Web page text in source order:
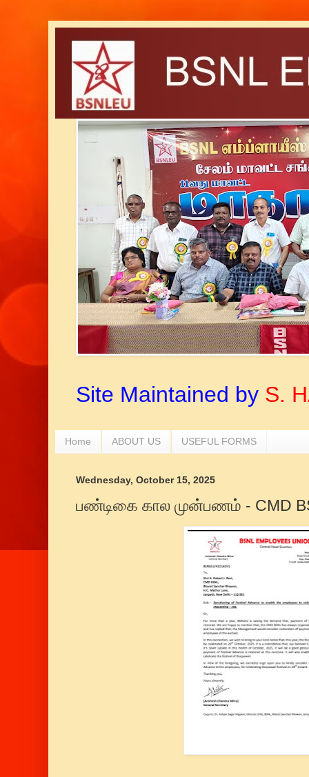
Site Maintained by S.
Home ABOUT US USEFUL FORMS
Wednesday, October 15, 2025
பண்டிகை கால முன்பணம் - CMD